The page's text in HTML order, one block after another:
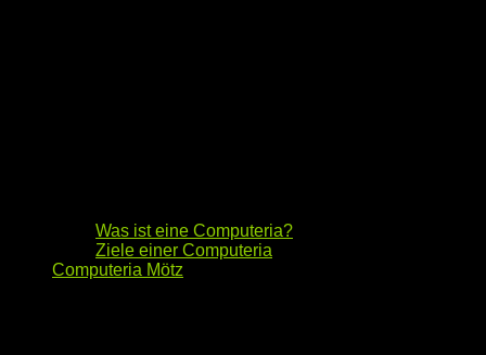
Was ist eine Computeria?
Ziele einer Computeria
Computeria Mötz